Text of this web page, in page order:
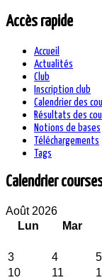
Accès rapide
Accueil
Actualités
Club
Inscription club
Calendrier des
Résultats des
Notions de bases
Téléchargements
Tags
Calendrier
Août 2026
Lun
Mar
3
4 5
10
11